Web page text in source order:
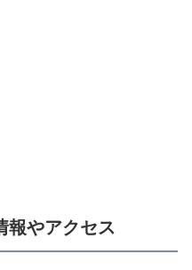
報やアクセス